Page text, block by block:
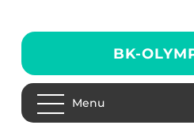
BK-
Menu